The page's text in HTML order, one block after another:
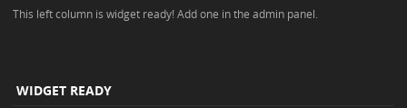
This left column is widget ready! Add one in the admin panel.
WIDGET READY